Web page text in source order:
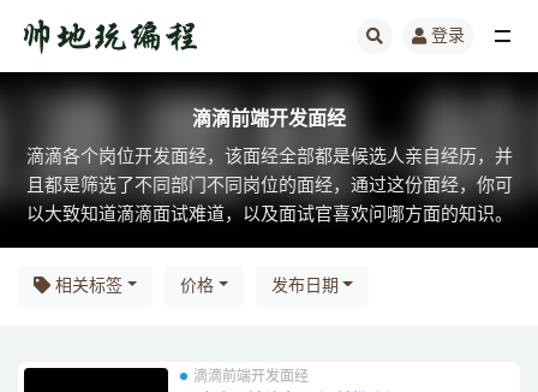
登录
滴滴前端开发面经
滴滴各个岗位开发面经，该面经全部都是候选人亲自经历，并
且都是筛选了不同部门不同岗位的面经，通过这份面经，你可
以大致知道滴滴面试难道，以及面试官喜欢问哪方面的知识。
相关标签 价格 发布日期
滴滴前端开发面经